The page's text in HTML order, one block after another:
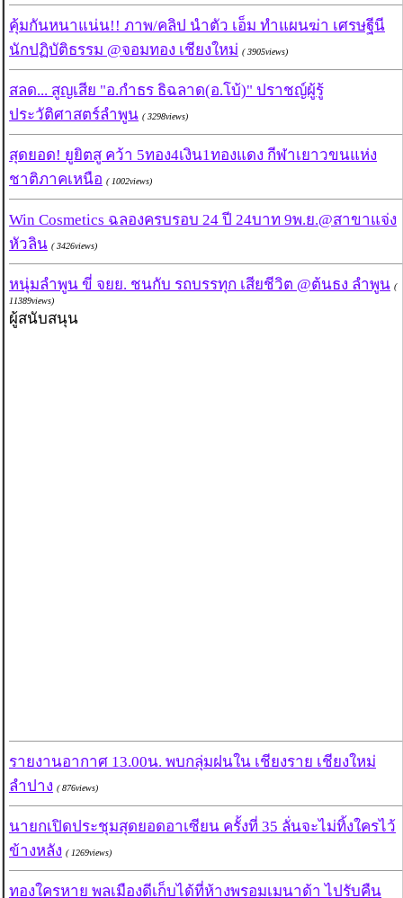
คุ้มกันหนาแน่น!! ภาพ/คลิป นำตัว เอ็ม ทำแผนฆ่า เศรษฐีนี
นักปฏิบัติธรรม @จอมทอง เชียงใหม่ ( 3905views)
สลด... สูญเสีย "อ.กำธร ธิฉลาด(อ.โบ้)" ปราชญ์ผู้รู้
ประวัติศาสตร์ลำพูน ( 3298views)
สุดยอด! ยูยิตสู คว้า 5ทอง4เงิน1ทองแดง กีฬาเยาวขนแห่ง
ชาติภาคเหนือ ( 1002views)
Win Cosmetics ฉลองครบรอบ 24 ปี 24บาท 9พ.ย.@สาขาแจ่ง
หัวลิน ( 3426views)
หนุ่มลำพูน ขี่ จยย. ชนกับ รถบรรทุก เสียชีวิต @ต้นธง ลำพูน (
11389views)
ผู้สนับสนุน
รายงานอากาศ 13.00น. พบกลุ่มฝนใน เชียงราย เชียงใหม่
ลำปาง ( 876views)
นายกเปิดประชุมสุดยอดอาเซียน ครั้งที่ 35 ลั่นจะไม่ทิ้งใครไว้
ข้างหลัง ( 1269views)
ทองใครหาย พลเมืองดีเก็บได้ที่ห้างพรอมเมนาด้า ไปรับคืน